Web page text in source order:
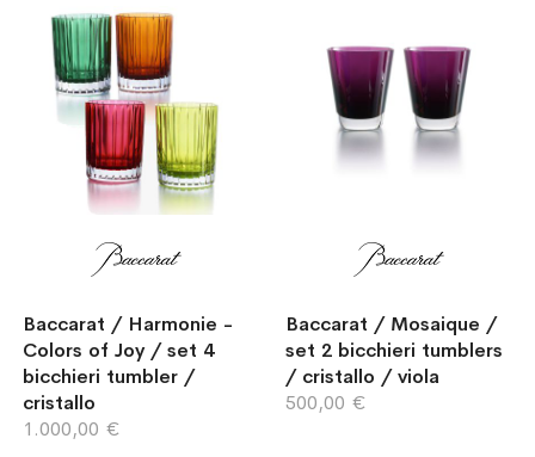
Baccarat / Harmonie -
Colors of Joy / set 4
bicchieri tumbler /
cristallo
1.000,00 €
Baccarat / Mosaique /
set 2 bicchieri tumblers
/ cristallo / viola
500,00 €